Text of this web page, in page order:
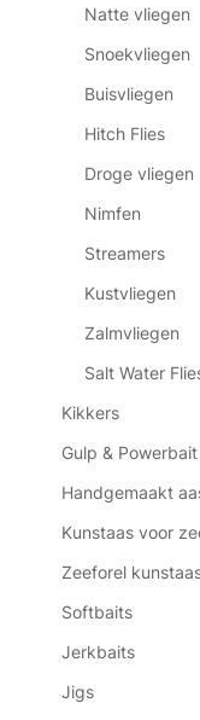
Natte vliegen
Snoekvliegen
Buisvliegen
Hitch Flies
Droge vliegen
Nimfen
Streamers
Kustvliegen
Zalmvliegen
Salt Water
Kikkers
Gulp & Powerbait
Handgemaakt
Kunstaas voor
Zeeforel
Softbaits
Jerkbaits
Jigs